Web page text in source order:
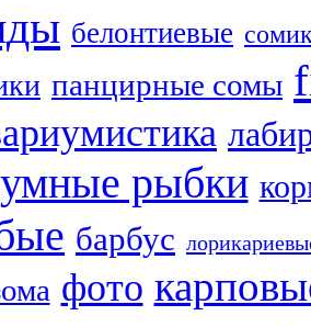
белонтиевые
панцирные сомы
рыбки
барбус
фото